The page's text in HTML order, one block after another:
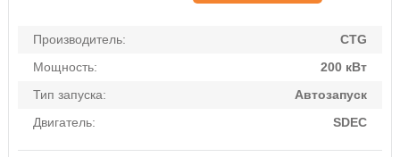
Производитель:
CTG
Мощность:
200 кВт
Тип запуска:
Автозапуск
Двигатель:
SDEC